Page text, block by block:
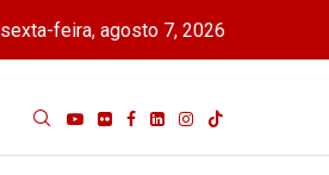
sexta-feira, agosto 7, 2026